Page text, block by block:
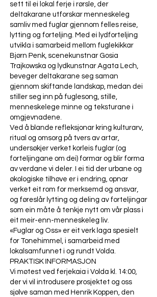
sett til ei lokal ferje i rørsle, der
deltakarane utforskar menneskeleg
samliv med fuglar gjennom felles reise,
lytting og forteljing. Med ei lydforteljing
utvikla i samarbeid mellom fuglekikkar
Bjørn Penk, scenekunstnar Gosia
Trajkowska og lydkunstnar Agata Lech,
beveger deltakarane seg saman
gjennom skiftande landskap, medan dei
stiller seg inn på fuglesong, stille,
menneskelege minne og teksturane i
omgjevnadene.
Ved å blande refleksjonar kring kulturarv,
ritual og omsorg på tvers av artar,
undersøkjer verket korleis fuglar (og
forteljingane om dei) formar og blir forma
av verdane vi deler. I ei tid der urbane og
økologiske tilhøve er i endring, opnar
verket eit rom for merksemd og ansvar,
og føreslår lytting og deling av forteljingar
som ein måte å tenkje nytt om vår plass i
eit meir-enn-menneskeleg liv.
«Fuglar og Oss» er eit verk laga spesielt
for Tonehimmel, i samarbeid med
lokalsamfunnet i og rundt Volda.
PRAKTISK INFORMASJON
Vi møtest ved ferjekaia i Volda kl. 14:00,
der vi vil introdusere prosjektet og oss
sjølve saman med Henrik Koppen, den